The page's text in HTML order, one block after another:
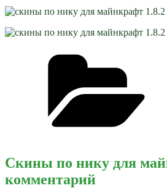
Скины по нику для
комментарий